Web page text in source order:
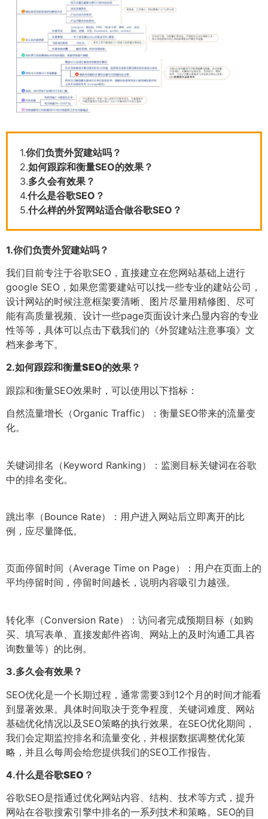
1.你们负责外贸建站吗？
2.如何跟踪和衡量SEO的效果？
3.多久会有效果？
4.什么是谷歌SEO？
5.什么样的外贸网站适合做谷歌SEO？
1.你们负责外贸建站吗？
我们目前专注于谷歌SEO，直接建立在您网站基础上进行
google SEO，如果您需要建站可以找一些专业的建站公司，
设计网站的时候注意框架要清晰、图片尽量用精修图、尽可
能有高质量视频、设计一些page页面设计来凸显内容的专业
性等等，具体可以点击下载我们的《外贸建站注意事项》文
档来参考下。
2.如何跟踪和衡量SEO的效果？
跟踪和衡量SEO效果时，可以使用以下指标：
自然流量增长（Organic Traffic）：衡量SEO带来的流量变
化。
关键词排名（Keyword Ranking）：监测目标关键词在谷歌
中的排名变化。
跳出率（Bounce Rate）：用户进入网站后立即离开的比
例，应尽量降低。
页面停留时间（Average Time on Page）：用户在页面上的
平均停留时间，停留时间越长，说明内容吸引力越强。
转化率（Conversion Rate）：访问者完成预期目标（如购
买、填写表单、直接发邮件咨询、网站上的及时沟通工具咨
询数量等）的比例。
3.多久会有效果？
SEO优化是一个长期过程，通常需要3到12个月的时间才能看
到显著效果。具体时间取决于竞争程度、关键词难度、网站
基础优化情况以及SEO策略的执行效果。在SEO优化期间，
我们会定期监控排名和流量变化，并根据数据调整优化策
略，并且么每周会给您提供我们的SEO工作报告。
4.什么是谷歌SEO？
谷歌SEO是指通过优化网站内容、结构、技术等方式，提升
网站在谷歌搜索引擎中排名的一系列技术和策略。SEO的目